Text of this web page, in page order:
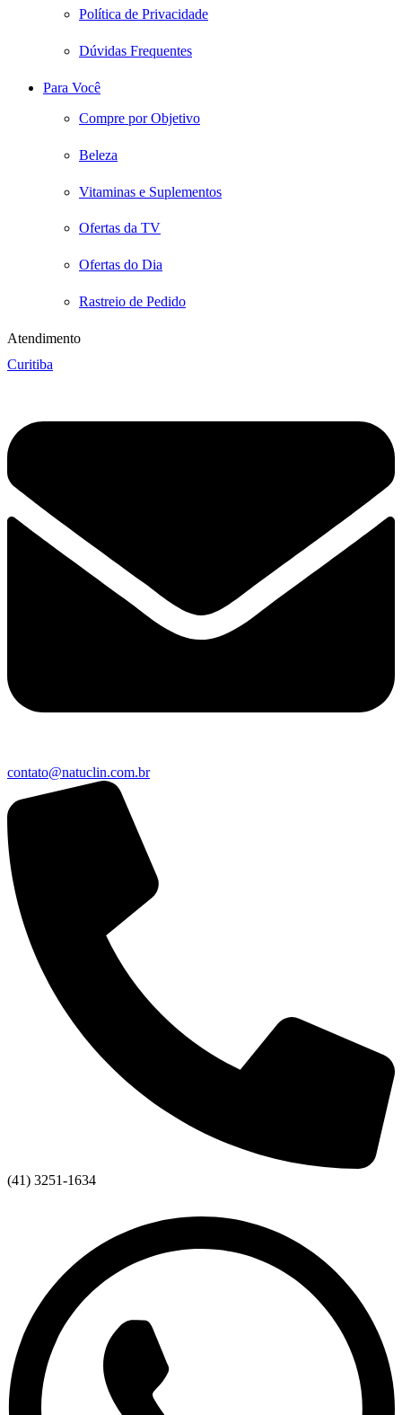
Política de Privacidade
Dúvidas Frequentes
Para Você
Compre por Objetivo
Beleza
Vitaminas e Suplementos
Ofertas da TV
Ofertas do Dia
Rastreio de Pedido
Atendimento
Curitiba
contato@natuclin.com.br
(41) 3251-1634